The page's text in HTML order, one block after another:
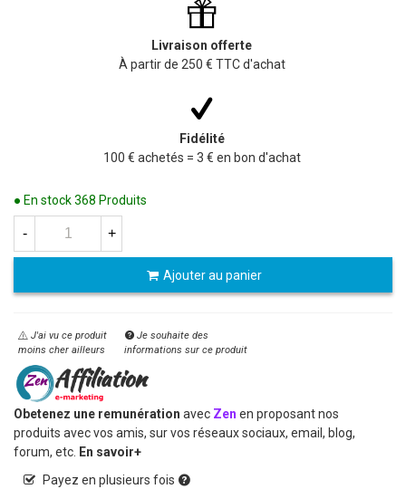
Livraison offerte
À partir de 250 € TTC d'achat
Fidélité
100 € achetés = 3 € en bon d'achat
● En stock368 Produits
- +
Ajouter au panier
J'ai vu ce produit
moins cher ailleurs
Je souhaite des
informations sur ce produit
Obetenez une remunération avec Zen en proposant nos
produits avec vos amis, sur vos réseaux sociaux, email, blog,
forum, etc. En savoir+
Payez en plusieurs fois